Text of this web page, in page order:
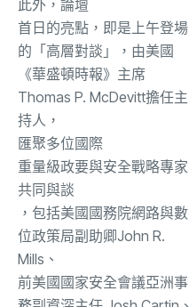
此外， 論壇
首日的亮點，即是上午登場
的「高層對談」，由美國
《華盛頓時報》主席
Thomas P. McDevitt擔任主
持人，
匯聚多位國際
重量級政要與安全戰略專家
共同與談
，包括美國國務院網路與數
位政策局副助卿John R.
Mills、
前美國國家安全會議亞洲事